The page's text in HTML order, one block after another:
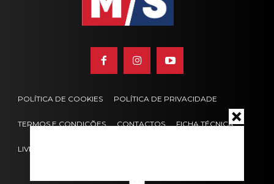
POLÍTICA DE COOKIES POLÍTICA DE PRIVACIDADE
TERMOS E CONDIÇÕES CONTACTOS FICHA TÉCNICA
LIVRO DE RECLAMAÇÕES